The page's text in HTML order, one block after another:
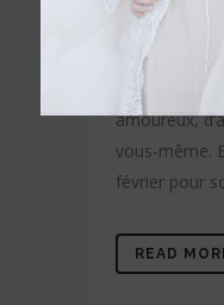
Le bien-être
Karibian
proposons
amoureux,
vous-même.
février pour
READ